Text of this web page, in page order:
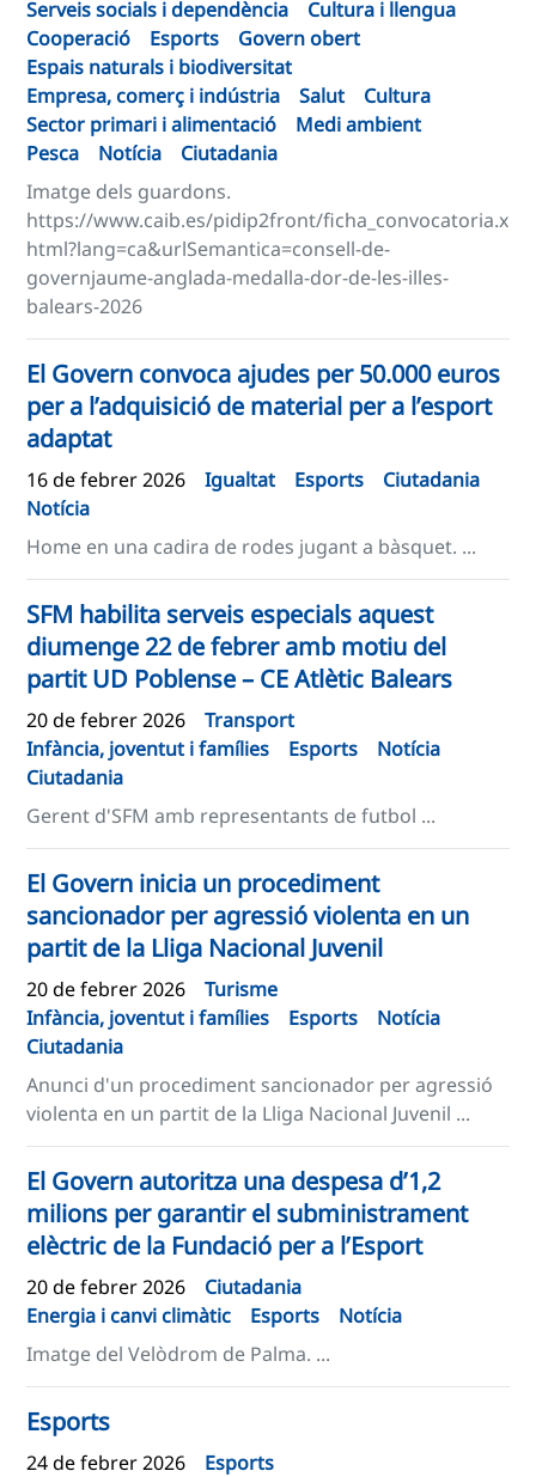
Serveis socials i dependència
Cultura i llengua
Cooperació
Esports
Govern obert
Espais naturals i biodiversitat
Empresa, comerç i indústria
Salut
Cultura
Sector primari i alimentació
Medi ambient
Pesca
Notícia
Ciutadania
Imatge dels guardons.
https://www.caib.es/pidip2front/ficha_convocatoria.x
html?lang=ca&urlSemantica=consell-de-
governjaume-anglada-medalla-dor-de-les-illes-
balears-2026
El Govern convoca ajudes per 50.000 euros
per a l’adquisició de material per a l’esport
adaptat
16 de febrer 2026 Igualtat Esports
Ciutadania
Notícia
Home en una cadira de rodes jugant a bàsquet. ...
SFM habilita serveis especials aquest
diumenge 22 de febrer amb motiu del
partit UD Poblense – CE Atlètic Balears
20 de febrer 2026
Transport
Infància, joventut i famílies
Esports
Notícia
Ciutadania
Gerent d'SFM amb representants de futbol ...
El Govern inicia un procediment
sancionador per agressió violenta en un
partit de la Lliga Nacional Juvenil
20 de febrer 2026
Turisme
Infància, joventut i famílies
Esports
Notícia
Ciutadania
Anunci d'un procediment sancionador per agressió
violenta en un partit de la Lliga Nacional Juvenil ...
El Govern autoritza una despesa d’1,2
milions per garantir el subministrament
elèctric de la Fundació per a l’Esport
20 de febrer 2026
Ciutadania
Energia i canvi climàtic
Esports
Notícia
Imatge del Velòdrom de Palma. ...
Esports
24 de febrer 2026
Esports